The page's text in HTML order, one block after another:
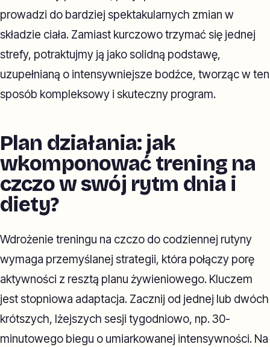
prowadzi do bardziej spektakularnych zmian w
składzie ciała. Zamiast kurczowo trzymać się jednej
strefy, potraktujmy ją jako solidną podstawę,
uzupełnianą o intensywniejsze bodźce, tworząc w ten
sposób kompleksowy i skuteczny program.
Plan działania: jak
wkomponować trening na
czczo w swój rytm dnia i
diety?
Wdrożenie treningu na czczo do codziennej rutyny
wymaga przemyślanej strategii, która połączy porę
aktywności z resztą planu żywieniowego. Kluczem
jest stopniowa adaptacja. Zacznij od jednej lub dwóch
krótszych, lżejszych sesji tygodniowo, np. 30-
minutowego biegu o umiarkowanej intensywności. Na